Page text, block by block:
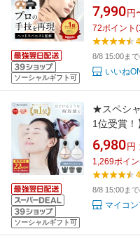
ソーシャルギフト可
皮 ケア フ
コン ハン
ケア スカ
美肌 美容
7,990 円
72ポイント (
8/8 15:00ま
いいね
ソーシャルギフト可
★スペシ
1位受賞
シ スカル
エステ ヘ
動 防水 リ
6,980 円
1,269ポイン
8/8 15:00ま
マイコ